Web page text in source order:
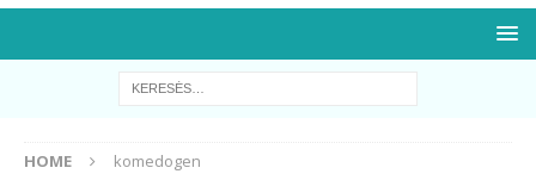
HOME komedogen